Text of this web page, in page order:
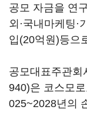
공모 자금을 연
외·국내마케팅·
입(20억원)등으
공모대표주관회
940)은 코스모
025~2028년의